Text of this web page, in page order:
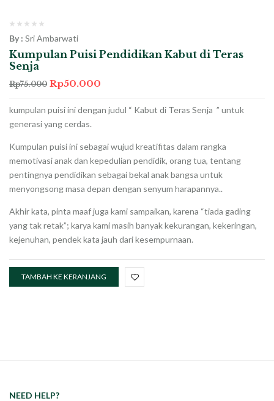
By : Sri Ambarwati
Kumpulan Puisi Pendidikan Kabut di Teras
Senja
Rp75.000 Rp50.000
kumpulan puisi ini dengan judul “ Kabut di Teras Senja ” untuk
generasi yang cerdas.
Kumpulan puisi ini sebagai wujud kreatifitas dalam rangka
memotivasi anak dan kepedulian pendidik, orang tua, tentang
pentingnya pendidikan sebagai bekal anak bangsa untuk
menyongsong masa depan dengan senyum harapannya..
Akhir kata, pinta maaf juga kami sampaikan, karena “tiada gading
yang tak retak”; karya kami masih banyak kekurangan, kekeringan,
kejenuhan, pendek kata jauh dari kesempurnaan.
TAMBAH KE KERANJANG
NEED HELP?